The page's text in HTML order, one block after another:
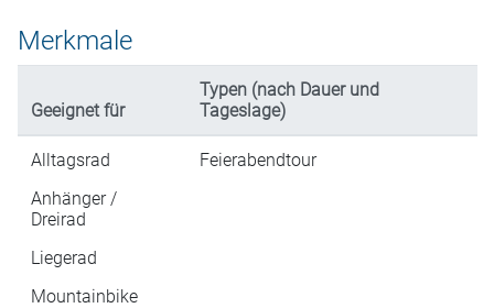
Merkmale
Geeignet für
Typen (nach Dauer und
Tageslage)
Alltagsrad
Anhänger /
Dreirad
Liegerad
Mountainbike
Feierabendtour